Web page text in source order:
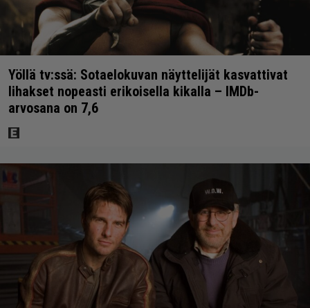
Yöllä tv:ssä: Sotaelokuvan näyttelijät kasvattivat
lihakset nopeasti erikoisella kikalla – IMDb-
arvosana on 7,6